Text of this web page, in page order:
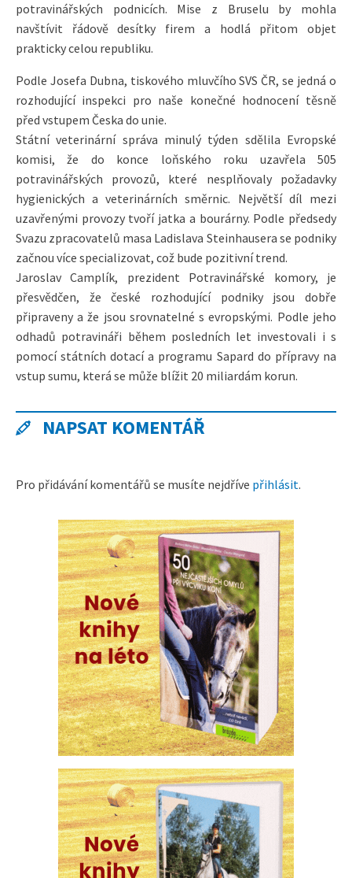
potravinářských podnicích. Mise z Bruselu by mohla
navštívit řádově desítky firem a hodlá přitom objet
prakticky celou republiku.
Podle Josefa Dubna, tiskového mluvčího SVS ČR, se jedná o
rozhodující inspekci pro naše konečné hodnocení těsně
před vstupem Česka do unie.
Státní veterinární správa minulý týden sdělila Evropské
komisi, že do konce loňského roku uzavřela 505
potravinářských provozů, které nesplňovaly požadavky
hygienických a veterinárních směrnic. Největší díl mezi
uzavřenými provozy tvoří jatka a bourárny. Podle předsedy
Svazu zpracovatelů masa Ladislava Steinhausera se podniky
začnou více specializovat, což bude pozitivní trend.
Jaroslav Camplík, prezident Potravinářské komory, je
přesvědčen, že české rozhodující podniky jsou dobře
připraveny a že jsou srovnatelné s evropskými. Podle jeho
odhadů potravináři během posledních let investovali i s
pomocí státních dotací a programu Sapard do přípravy na
vstup sumu, která se může blížit 20 miliardám korun.
NAPSAT KOMENTÁŘ
Pro přidávání komentářů se musíte nejdříve přihlásit.